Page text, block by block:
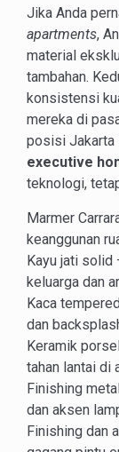
Jika Anda
apartments,
material
tambahan.
konsistensi
mereka di
posisi Jakarta
executive
teknologi,
Marmer
keanggunan
Kayu jati solid
keluarga dan
Kaca
dan
Keramik
tahan lantai di
Finishing
dan aksen
Finishing dan